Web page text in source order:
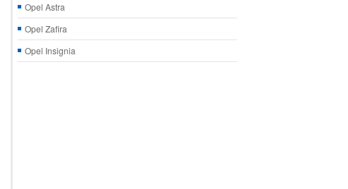
Opel Astra
Opel Zafira
Opel Insignia